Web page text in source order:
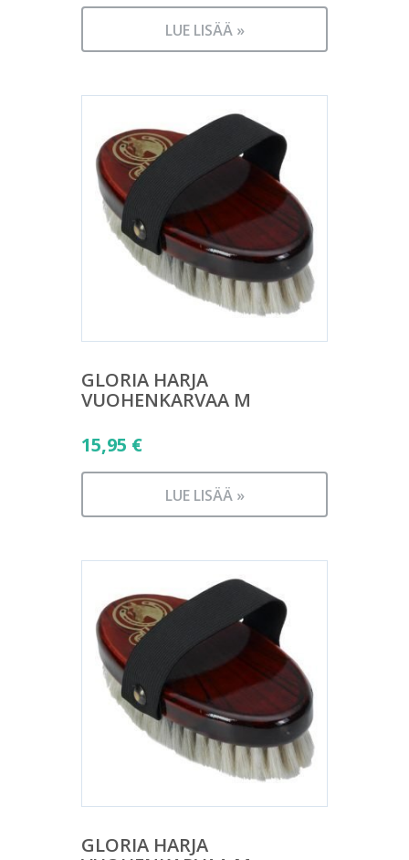
LUE LISÄÄ »
GLORIA HARJA
VUOHENKARVAA M
15,95 €
LUE LISÄÄ »
GLORIA HARJA